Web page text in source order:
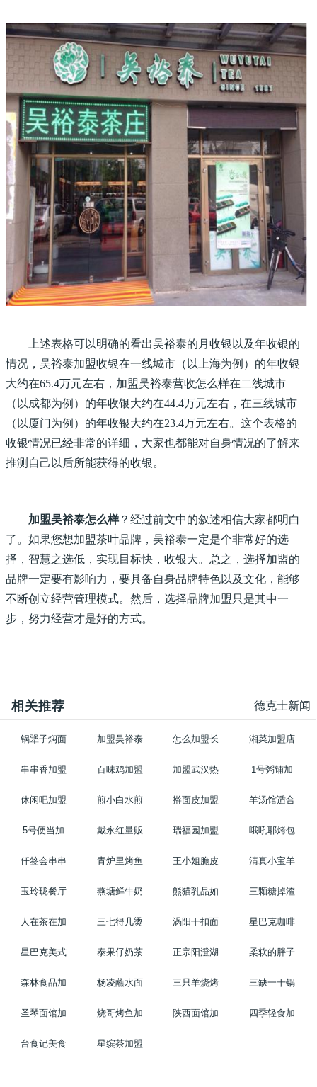
上述表格可以明确的看出吴裕泰的月收银以及年收银的
情况，吴裕泰加盟收银在一线城市（以上海为例）的年收银
大约在65.4万元左右，加盟吴裕泰营收怎么样在二线城市
（以成都为例）的年收银大约在44.4万元左右，在三线城市
（以厦门为例）的年收银大约在23.4万元左右。这个表格的
收银情况已经非常的详细，大家也都能对自身情况的了解来
推测自己以后所能获得的收银。
加盟吴裕泰怎么样？经过前文中的叙述相信大家都明白
了。如果您想加盟茶叶品牌，吴裕泰一定是个非常好的选
择，智慧之选低，实现目标快，收银大。总之，选择加盟的
品牌一定要有影响力，要具备自身品牌特色以及文化，能够
不断创立经营管理模式。然后，选择品牌加盟只是其中一
步，努力经营才是好的方式。
相关推荐 德克士新闻
锅犟子焖面 加盟吴裕泰 怎么加盟长 湘菜加盟店
串串香加盟 百味鸡加盟 加盟武汉热 1号粥铺加
休闲吧加盟 煎小白水煎 擀面皮加盟 羊汤馆适合
5号便当加 戴永红量贩 瑞福园加盟 哦吼耶烤包
仟签会串串 青炉里烤鱼 王小姐脆皮 清真小宝羊
玉玲珑餐厅 燕塘鲜牛奶 熊猫乳品如 三颗糖掉渣
人在茶在加 三七得几烫 涡阳干扣面 星巴克咖啡
星巴克美式 泰果仔奶茶 正宗阳澄湖 柔软的胖子
森林食品加 杨凌蘸水面 三只羊烧烤 三缺一干锅
圣琴面馆加 烧哥烤鱼加 陕西面馆加 四季轻食加
台食记美食 星缤茶加盟